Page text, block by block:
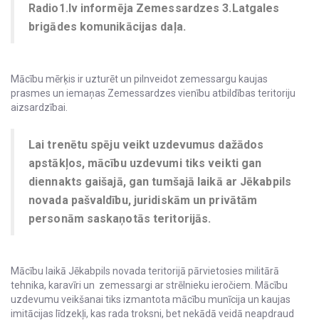
Radio1.lv informēja Zemessardzes 3.Latgales
brigādes komunikācijas daļa.
Mācību mērķis ir uzturēt un pilnveidot zemessargu kaujas
prasmes un iemaņas Zemessardzes vienību atbildības teritoriju
aizsardzībai.
Lai trenētu spēju veikt uzdevumus dažādos
apstākļos, mācību uzdevumi tiks veikti gan
diennakts gaišajā, gan tumšajā laikā ar Jēkabpils
novada pašvaldību, juridiskām un privātām
personām saskaņotās teritorijās.
Mācību laikā Jēkabpils novada teritorijā pārvietosies militārā
tehnika, karavīri un zemessargi ar strēlnieku ieročiem. Mācību
uzdevumu veikšanai tiks izmantota mācību munīcija un kaujas
imitācijas līdzekļi, kas rada troksni, bet nekādā veidā neapdraud